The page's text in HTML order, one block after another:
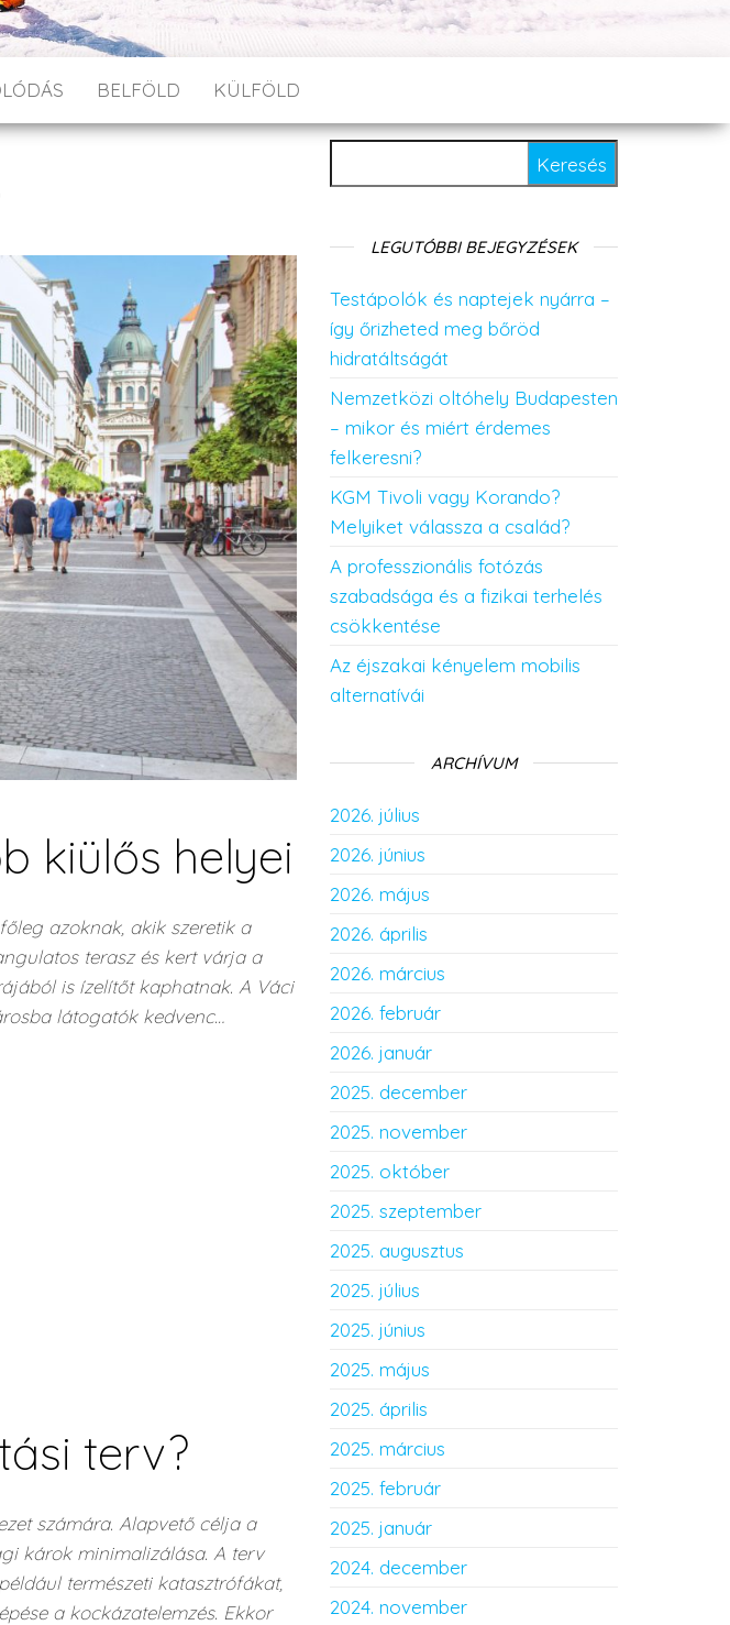
BELFÖLD KÜLFÖLD
kiülős helyei
azoknak, akik szeretik a
terasz és kert várja a
is ízelítőt kaphatnak. A Váci
látogatók kedvenc…
terv?
számára. Alapvető célja a
károk minimalizálása. A terv
természeti katasztrófákat,
a kockázatelemzés. Ekkor
LEGUTÓBBI BEJEGYZÉSEK
Testápolók és naptejek nyárra –
így őrizheted meg bőröd
hidratáltságát
Nemzetközi oltóhely Budapesten
– mikor és miért érdemes
felkeresni?
KGM Tivoli vagy Korando?
Melyiket válassza a család?
A professzionális fotózás
szabadsága és a fizikai terhelés
csökkentése
Az éjszakai kényelem mobilis
alternatívái
ARCHÍVUM
2026. július
2026. június
2026. május
2026. április
2026. március
2026. február
2026. január
2025. december
2025. november
2025. október
2025. szeptember
2025. augusztus
2025. július
2025. június
2025. május
2025. április
2025. március
2025. február
2025. január
2024. december
2024. november